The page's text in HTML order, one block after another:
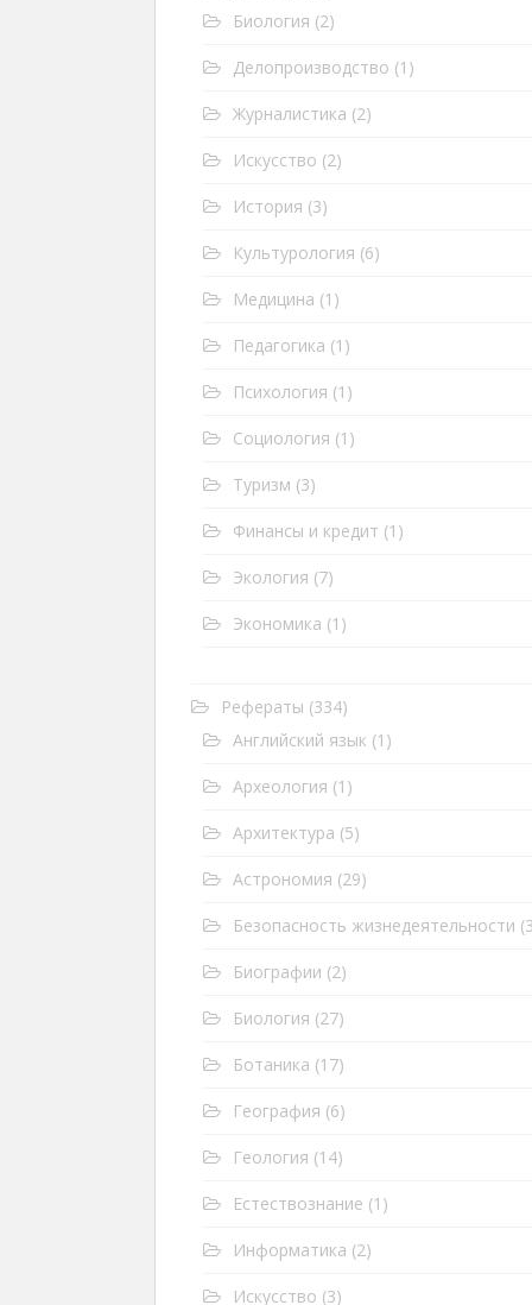
Биология (2)
Делопроизводство (1)
Журналистика (2)
Искусство (2)
История (3)
Культурология (6)
Медицина (1)
Педагогика (1)
Психология (1)
Социология (1)
Туризм (3)
Финансы и кредит (1)
Экология (7)
Экономика (1)
Рефераты (334)
Английский язык (1)
Археология (1)
Архитектура (5)
Астрономия (29)
Безопасность жизнедеятельности
Биографии (2)
Биология (27)
Ботаника (17)
География (6)
Геология (14)
Естествознание (1)
Информатика (2)
Искусство (3)